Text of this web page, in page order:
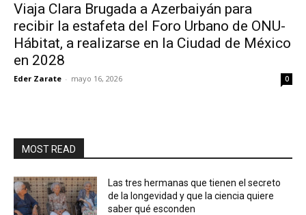
Viaja Clara Brugada a Azerbaiyán para
recibir la estafeta del Foro Urbano de ONU-
Hábitat, a realizarse en la Ciudad de México
en 2028
Eder Zarate - mayo 16, 2026 0
MOST READ
Las tres hermanas que tienen el secreto
de la longevidad y que la ciencia quiere
saber qué esconden